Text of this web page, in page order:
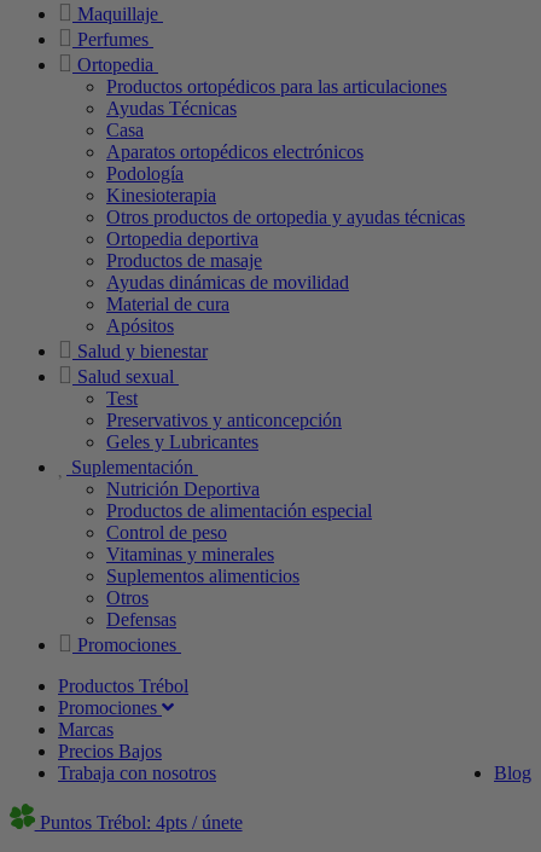
Maquillaje
Perfumes
Ortopedia
Productos ortopédicos para las articulaciones
Ayudas Técnicas
Casa
Aparatos ortopédicos electrónicos
Podología
Kinesioterapia
Otros productos de ortopedia y ayudas técnicas
Ortopedia deportiva
Productos de masaje
Ayudas dinámicas de movilidad
Material de cura
Apósitos
Salud y bienestar
Salud sexual
Test
Preservativos y anticoncepción
Geles y Lubricantes
Suplementación
Nutrición Deportiva
Productos de alimentación especial
Control de peso
Vitaminas y minerales
Suplementos alimenticios
Otros
Defensas
Promociones
Productos Trébol
Promociones
Marcas
Precios Bajos
Blog
Trabaja con nosotros
Puntos Trébol: 4pts / únete